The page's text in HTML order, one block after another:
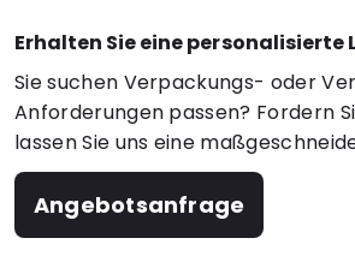
Erhalten Sie eine personalisierte
Sie suchen Verpackungs- oder
Anforderungen passen? Fordern
lassen Sie uns eine
Angebotsanfrage